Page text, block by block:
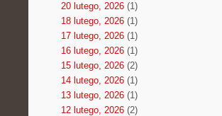
20 lutego, 2026(1)
18 lutego, 2026(1)
17 lutego, 2026(1)
16 lutego, 2026(1)
15 lutego, 2026(2)
14 lutego, 2026(1)
13 lutego, 2026(1)
12 lutego, 2026(2)